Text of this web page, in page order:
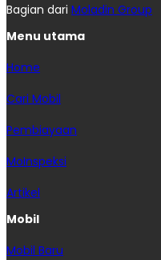
Bagian dari Moladin Group
Menu utama
Home
Cari Mobil
Pembiayaan
MoInspeksi
Artikel
Mobil
Mobil Baru